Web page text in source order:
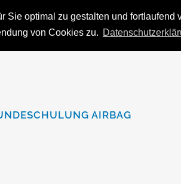
Sie optimal zu gestalten und
von Cookies zu.
AIRBAG